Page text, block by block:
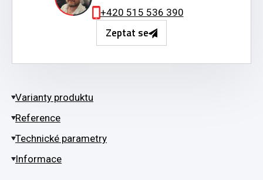
+420 515 536 390
Zeptat se
Varianty produktu
Reference
Technické parametry
Informace